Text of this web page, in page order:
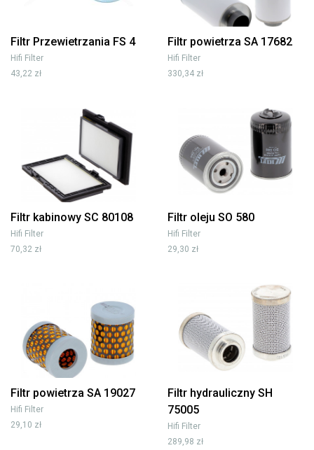
Filtr Przewietrzania FS 4
Hifi Filter
43,22 zł
Filtr powietrza SA 17682
Hifi Filter
330,34 zł
Filtr kabinowy SC 80108
Hifi Filter
70,32 zł
Filtr oleju SO 580
Hifi Filter
29,30 zł
Filtr powietrza SA 19027
Hifi Filter
29,10 zł
Filtr hydrauliczny SH
75005
Hifi Filter
289,98 zł